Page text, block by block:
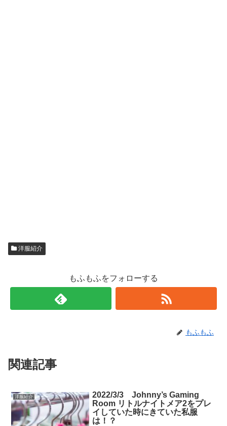
洋服紹介
もふもふをフォローする
もふもふ
関連記事
洋服紹介
2022/3/3 Johnny’s Gaming
Room リトルナイトメア2をプレ
イしていた時にきていた私服
は！？